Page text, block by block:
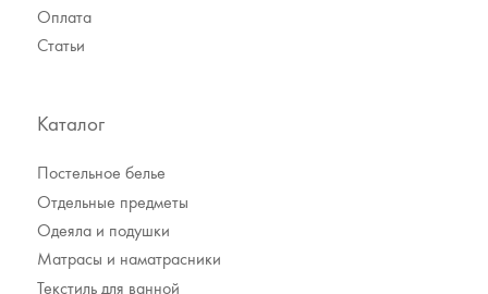
Оплата
Статьи
Каталог
Постельное белье
Отдельные предметы
Одеяла и подушки
Матрасы и наматрасники
Текстиль для ванной